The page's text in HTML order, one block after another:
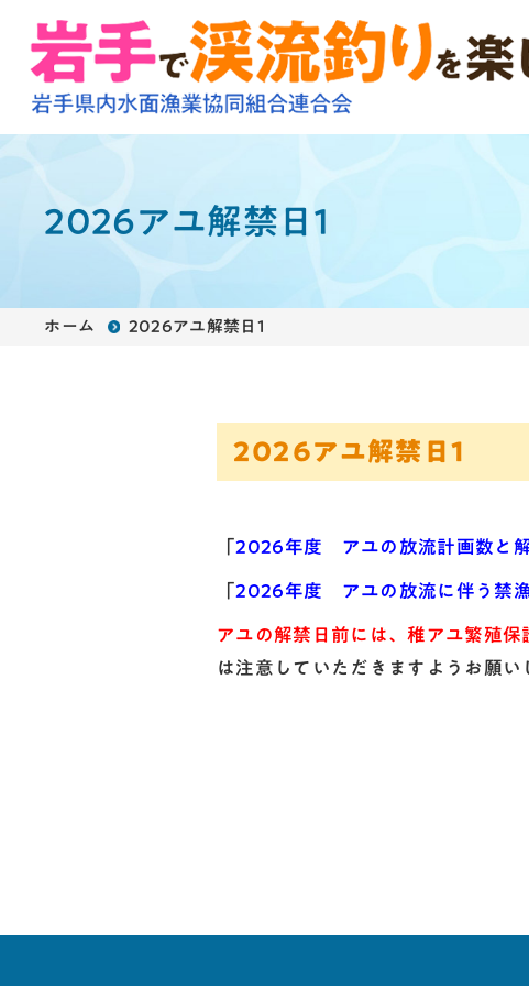
2026アユ解禁日1
ホーム 2026アユ解禁日1
2026アユ解禁日1
「2026年度 アユの放流計画数と解
「2026年度 アユの放流に伴う禁
アユの解禁日前には、稚アユ繁殖
は注意していただきますようお願